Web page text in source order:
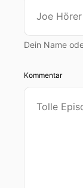
Dein Name
Kommentar